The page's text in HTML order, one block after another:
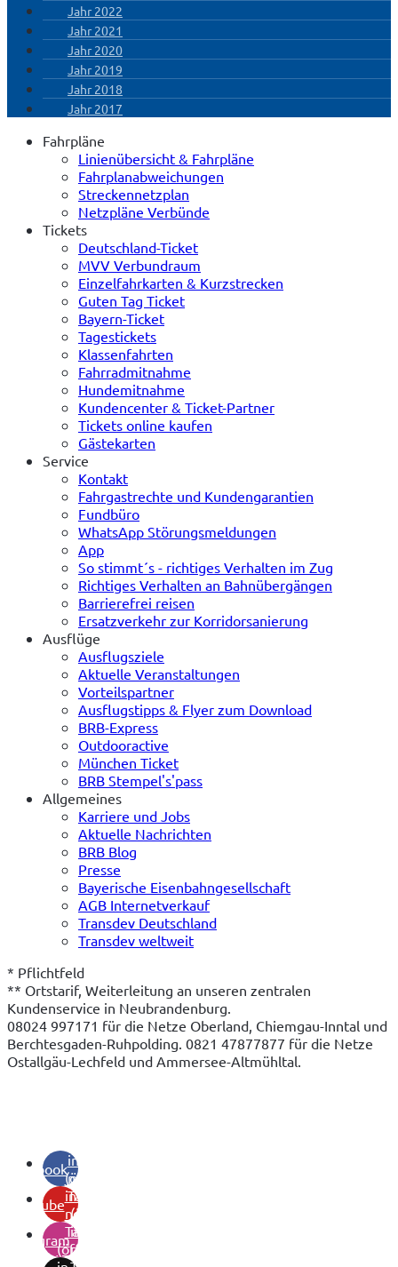
Jahr 2022
Jahr 2021
Jahr 2020
Jahr 2019
Jahr 2018
Jahr 2017
Fahrpläne
Linienübersicht & Fahrpläne
Fahrplanabweichungen
Streckennetzplan
Netzpläne Verbünde
Tickets
Deutschland-Ticket
MVV Verbundraum
Einzelfahrkarten & Kurzstrecken
Guten Tag Ticket
Bayern-Ticket
Tagestickets
Klassenfahrten
Fahrradmitnahme
Hundemitnahme
Kundencenter & Ticket-Partner
Tickets online kaufen
Gästekarten
Service
Kontakt
Fahrgastrechte und Kundengarantien
Fundbüro
WhatsApp Störungsmeldungen
App
So stimmt´s - richtiges Verhalten im Zug
Richtiges Verhalten an Bahnübergängen
Barrierefrei reisen
Ersatzverkehr zur Korridorsanierung
Ausflüge
Ausflugsziele
Aktuelle Veranstaltungen
Vorteilspartner
Ausflugstipps & Flyer zum Download
BRB-Express
Outdooractive
München Ticket
BRB Stempel's'pass
Allgemeines
Karriere und Jobs
Aktuelle Nachrichten
BRB Blog
Presse
Bayerische Eisenbahngesellschaft
AGB Internetverkauf
Transdev Deutschland
Transdev weltweit
* Pflichtfeld
** Ortstarif, Weiterleitung an unseren zentralen
Kundenservice in Neubrandenburg.
08024 997171 für die Netze Oberland, Chiemgau-Inntal und
Berchtesgaden-Ruhpolding. 0821 47877877 für die Netze
Ostallgäu-Lechfeld und Ammersee-Altmühltal.
facebookin
neuem
Tab)
youtube
(öffnet
in
neuem
Tab)
instagram
(öffnet
in
neuem
(öffnet